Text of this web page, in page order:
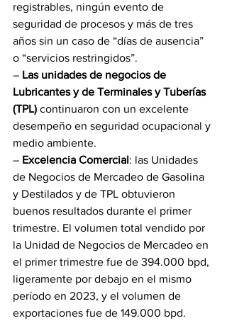
registrables, ningún evento de
seguridad de procesos y más de tres
años sin un caso de “días de ausencia”
o “servicios restringidos”.
– Las unidades de negocios de
Lubricantes y de Terminales y Tuberías
(TPL) continuaron con un excelente
desempeño en seguridad ocupacional y
medio ambiente.
– Excelencia Comercial: las Unidades
de Negocios de Mercadeo de Gasolina
y Destilados y de TPL obtuvieron
buenos resultados durante el primer
trimestre. El volumen total vendido por
la Unidad de Negocios de Mercadeo en
el primer trimestre fue de 394.000 bpd,
ligeramente por debajo en el mismo
período en 2023, y el volumen de
exportaciones fue de 149.000 bpd.